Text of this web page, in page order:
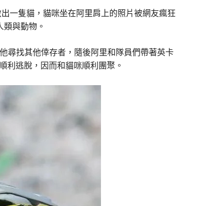
一隻貓，貓咪坐在阿里肩上的照片被網友瘋狂
與動物。
尋找其他倖存者，隨後阿里和隊員們帶著英卡
利逃脫，因而和貓咪順利團聚。